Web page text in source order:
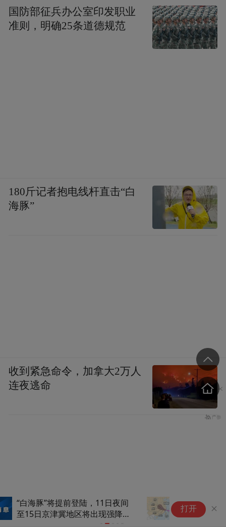
台风“白海豚”最大可能登陆地点
公布
打开
国防部征兵办公室印发职业
准则，明确25条道德规范
180斤记者抱电线杆直击“白
海豚”
收到紧急命令，加拿大2万人
连夜逃命